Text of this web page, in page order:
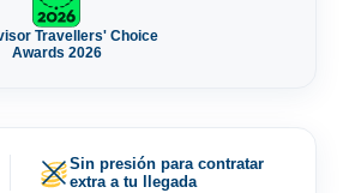
Travellers' Choice
Awards 2026
Sin presión para contratar
extra a tu llegada